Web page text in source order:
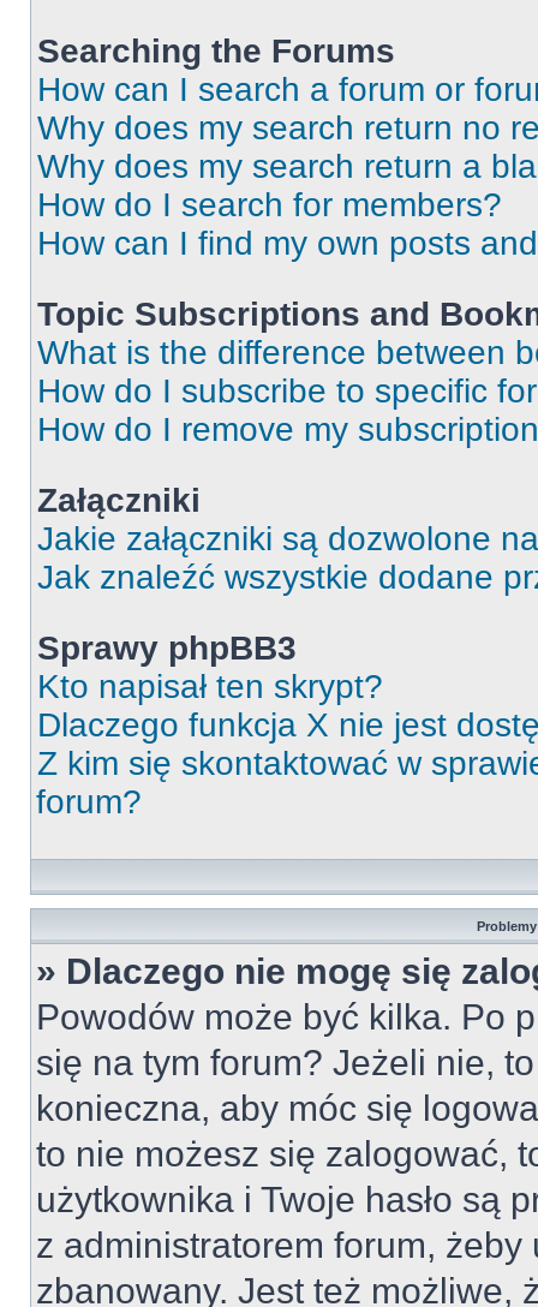
Searching the Forums
How can I search a forum or
Why does my search return no
Why does my search return a
How do I search for members?
How can I find my own posts
Topic Subscriptions and
What is the difference between
How do I subscribe to specific
How do I remove my
Załączniki
Jakie załączniki są dozwolone
Jak znaleźć wszystkie dodane
Sprawy phpBB3
Kto napisał ten skrypt?
Dlaczego funkcja X nie jest
Z kim się skontaktować w
forum?
» Dlaczego nie mogę się
Powodów może być kilka. Po
się na tym forum? Jeżeli nie,
konieczna, aby móc się
to nie możesz się zalogować,
użytkownika i Twoje hasło są
z administratorem forum, żeby
zbanowany. Jest też możliwe,